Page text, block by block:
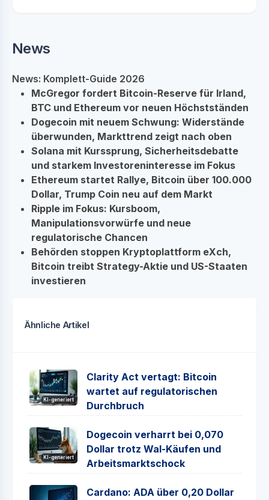
News
News: Komplett-Guide 2026
McGregor fordert Bitcoin-Reserve für Irland,
BTC und Ethereum vor neuen Höchstständen
Dogecoin mit neuem Schwung: Widerstände
überwunden, Markttrend zeigt nach oben
Solana mit Kurssprung, Sicherheitsdebatte
und starkem Investoreninteresse im Fokus
Ethereum startet Rallye, Bitcoin über 100.000
Dollar, Trump Coin neu auf dem Markt
Ripple im Fokus: Kursboom,
Manipulationsvorwürfe und neue
regulatorische Chancen
Behörden stoppen Kryptoplattform eXch,
Bitcoin treibt Strategy-Aktie und US-Staaten
investieren
Ähnliche Artikel
KI-generiert
Clarity Act vertagt: Bitcoin
wartet auf regulatorischen
Durchbruch
KI-generiert
Dogecoin verharrt bei 0,070
Dollar trotz Wal-Käufen und
Arbeitsmarktschock
Cardano: ADA über 0,20 Dollar